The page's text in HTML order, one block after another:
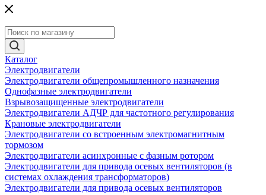
Каталог
Электродвигатели
Электродвигатели общепромышленного назначения
Однофазные электродвигатели
Взрывозащищенные электродвигатели
Электродвигатели АДЧР для частотного регулирования
Крановые электродвигатели
Электродвигатели со встроенным электромагнитным
тормозом
Электродвигатели асинхронные с фазным ротором
Электродвигатели для привода осевых вентиляторов (в
системах охлаждения трансформаторов)
Электродвигатели для привода осевых вентиляторов